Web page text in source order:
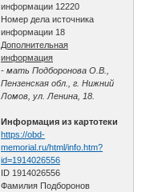
информации 12220
Номер дела источника
информации 18
Дополнительная
информация
- мать Подборонова О.В.,
Пензенская обл., г. Нижний
Ломов, ул. Ленина, 18.
Информация из картотеки
https://obd-
memorial.ru/html/info.htm?
id=1914026556
ID 1914026556
Фамилия Подборонов